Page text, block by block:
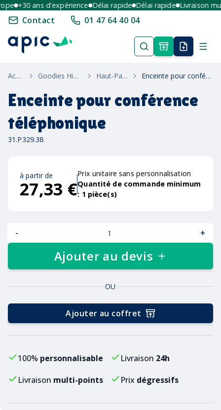
+30 ans d'expérience Délai rapide Délai rapide Livraison
Contact 01 47 64 40 04
Accueil Goodies High-Tech Haut-Parleurs Enceinte pour conférence téléphonique
Enceinte pour conférence
téléphonique
31.P329.38
à partir de
27,33 €
Prix unitaire sans personnalisation
Quantité de commande minimum
: 1 pièce(s)
- +
Ajouter au devis
OU
Ajouter au coffret
100% personnalisable Livraison 24h
Livraison multi-points Prix dégressifs